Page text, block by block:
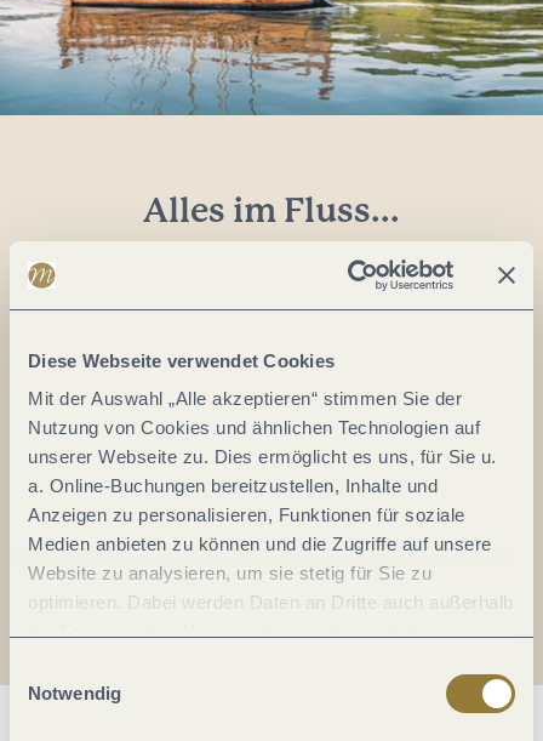
Diese Webseite verwendet Cookies
Mit der Auswahl „Alle akzeptieren“ stimmen Sie der
Nutzung von Cookies und ähnlichen Technologien auf
unserer Webseite zu. Dies ermöglicht es uns, für Sie u.
a. Online-Buchungen bereitzustellen, Inhalte und
Anzeigen zu personalisieren, Funktionen für soziale
Medien anbieten zu können und die Zugriffe auf unsere
Website zu analysieren, um sie stetig für Sie zu
optimieren. Dabei werden Daten an Dritte auch außerhalb
jederzeit widerrufen werden. Mit der Auswahl "Alle
ablehnen" kann es zu Beeinträchtigungen in der Nutzung
Notwendig
Alles im Fluss...
Mosel im Abo: Mit unserem Newsletter
keine Neuigkeiten mehr verpassen!
E-
Adresse:
*
Ich erkläre mich mit derDatenschutzerklärung
einverstanden.
Auch den Mosel-Podcast gibt's im Abo...
Jetzt reinhören!